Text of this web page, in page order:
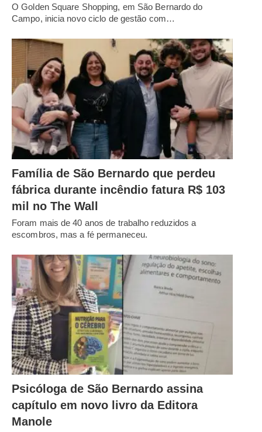
O Golden Square Shopping, em São Bernardo do
Campo, inicia novo ciclo de gestão com…
Família de São Bernardo que perdeu
fábrica durante incêndio fatura R$ 103
mil no The Wall
Foram mais de 40 anos de trabalho reduzidos a
escombros, mas a fé permaneceu.
Psicóloga de São Bernardo assina
capítulo em novo livro da Editora
Manole